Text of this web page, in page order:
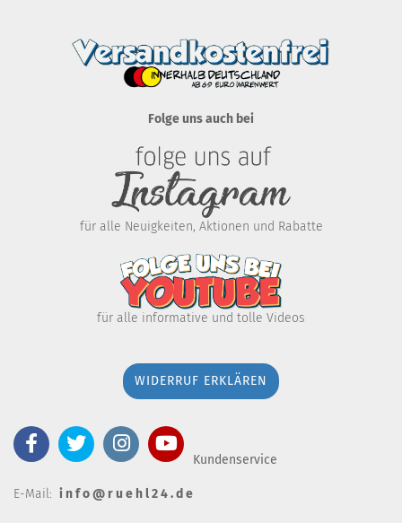
Folge uns auch bei
für alle Neuigkeiten, Aktionen und Rabatte
für alle informative und tolle Videos
WIDERRUF ERKLÄREN
Kundenservice
E-Mail: i n f o @ r u e h l 2 4 . d e